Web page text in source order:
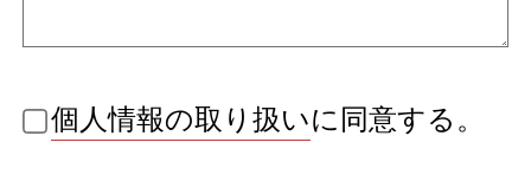
個人情報の取り扱いに同意する。